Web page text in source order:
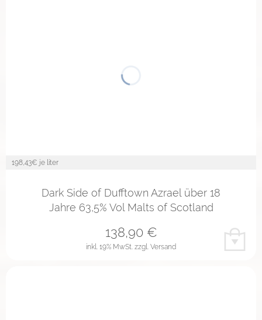
198,43€ je liter
Dark Side of Dufftown Azrael über 18
Jahre 63,5% Vol Malts of Scotland
inkl. 19% MwSt. zzgl. Versand
138,90€